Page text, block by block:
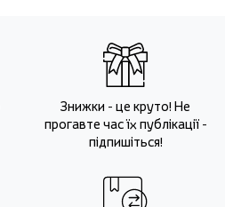
Знижки - це круто! Не
прогавте час їх публікації -
підпишіться!